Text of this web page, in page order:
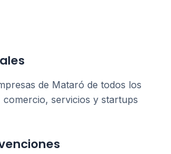
de Mataró de todos los
comercio, servicios y startups